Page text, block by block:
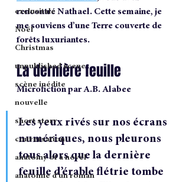
exclusitale
Noël
Christmas
unpublished scene
scène inédite
nouvelle
short story
conversation
anatomy of a novel
anatomie d'un roman
rencontré Nathael. Cette semaine, je
me souviens d’une Terre couverte de
forêts luxuriantes.
La dernière feuille
Microfiction par A.B. Alabee
Les yeux rivés sur nos écrans
numériques, nous pleurons
tous alors que la dernière
feuille d’érable flétrie tombe